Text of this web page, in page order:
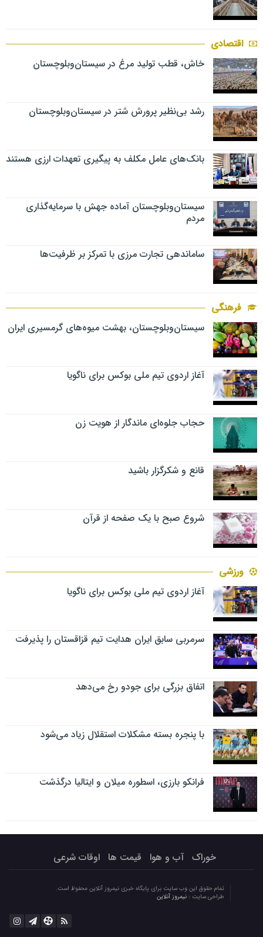
اقتصادی
خاش، قطب تولید مرغ در سیستان‌وبلوچستان
رشد بی‌نظیر پرورش شتر در سیستان‌وبلوچستان
بانک‌های عامل مکلف به پیگیری تعهدات ارزی هستند
سیستان‌وبلوچستان آماده جهش با سرمایه‌گذاری
مردم
ساماندهی تجارت مرزی با تمرکز بر ظرفیت‌ها
فرهنگی
سیستان‌وبلوچستان، بهشت میوه‌های گرمسیری ایران
آغاز اردوی تیم ملی بوکس برای ناگویا
حجاب جلوه‌ای ماندگار از هویت زن
قانع و شکرگزار باشید
شروع صبح با یک صفحه از قرآن
ورزشی
آغاز اردوی تیم ملی بوکس برای ناگویا
سرمربی سابق ایران هدایت تیم قزاقستان را پذیرفت
اتفاق بزرگی برای جودو رخ می‌دهد
با پنجره بسته مشکلات استقلال زیاد می‌شود
فرانکو بارزی، اسطوره میلان و ایتالیا درگذشت
خوراک آب و هوا قیمت ها اوقات شرعی
تمام حقوق این وب سایت برای پایگاه خبری نیمروز آنلاین محفوظ است.
طراحی سایت : نیمروز آنلاین